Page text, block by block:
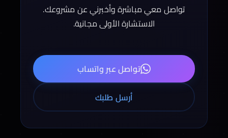
تواصل معي مباشرة وأخبرني عن مشروعك.
الاستشارة الأولى مجانية.
تواصل عبر واتساب
أرسل طلبك